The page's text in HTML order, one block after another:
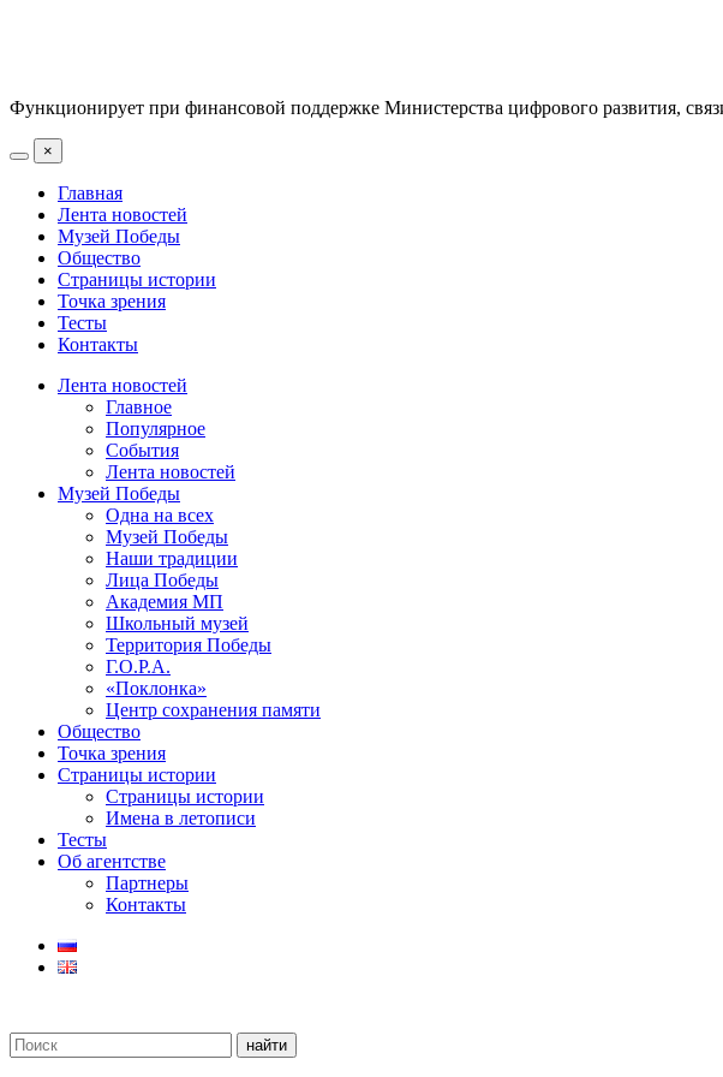
Функционирует при финансовой поддержке Министерства цифрового развития,
×
Главная
Лента новостей
Музей Победы
Общество
Страницы истории
Точка зрения
Тесты
Контакты
Лента новостей
Главное
Популярное
События
Лента новостей
Музей Победы
Одна на всех
Музей Победы
Наши традиции
Лица Победы
Академия МП
Школьный музей
Территория Победы
Г.О.Р.А.
«Поклонка»
Центр сохранения памяти
Общество
Точка зрения
Страницы истории
Страницы истории
Имена в летописи
Тесты
Об агентстве
Партнеры
Контакты